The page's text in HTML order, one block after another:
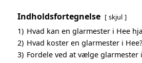
Indholdsfortegnelse skjul
1) Hvad kan en glarmester i Hee
2) Hvad koster en glarmester i Hee?
3) Fordele ved at vælge glarmester